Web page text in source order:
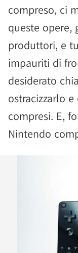
compreso, ci
queste opere,
produttori, e
impauriti di
desiderato
ostracizzarlo
compresi. E,
Nintendo